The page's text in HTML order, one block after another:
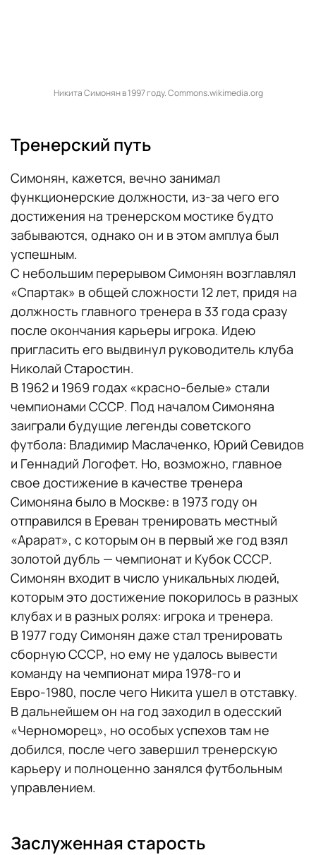
Никита Симонян в 1997 году. Commons.wikimedia.org
Тренерский путь
Симонян, кажется, вечно занимал
функционерские должности, из-за чего его
достижения на тренерском мостике будто
забываются, однако он и в этом амплуа был
успешным.
С небольшим перерывом Симонян возглавлял
«Спартак» в общей сложности 12 лет, придя на
должность главного тренера в 33 года сразу
после окончания карьеры игрока. Идею
пригласить его выдвинул руководитель клуба
Николай Старостин.
В 1962 и 1969 годах «красно-белые» стали
чемпионами СССР. Под началом Симоняна
заиграли будущие легенды советского
футбола: Владимир Маслаченко, Юрий Севидов
и Геннадий Логофет. Но, возможно, главное
свое достижение в качестве тренера
Симоняна было в Москве: в 1973 году он
отправился в Ереван тренировать местный
«Арарат», с которым он в первый же год взял
золотой дубль — чемпионат и Кубок СССР.
Симонян входит в число уникальных людей,
которым это достижение покорилось в разных
клубах и в разных ролях: игрока и тренера.
В 1977 году Симонян даже стал тренировать
сборную СССР, но ему не удалось вывести
команду на чемпионат мира 1978-го и
Евро-1980, после чего Никита ушел в отставку.
В дальнейшем он на год заходил в одесский
«Черноморец», но особых успехов там не
добился, после чего завершил тренерскую
карьеру и полноценно занялся футбольным
управлением.
Заслуженная старость